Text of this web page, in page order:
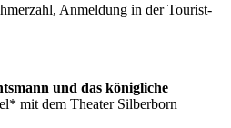
Anmeldung in der Tourist-
und das königliche
mit dem Theater Silberborn